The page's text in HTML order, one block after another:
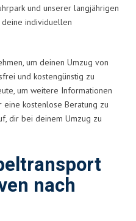
und unserer langjährigen
individuellen
um deinen Umzug von
und kostengünstig zu
um weitere Informationen
kostenlose Beratung zu
dir bei deinem Umzug zu
nach